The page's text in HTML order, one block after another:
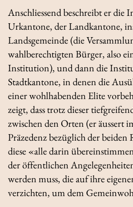
Anschliessend beschreibt er die
Urkantone, der Landkantone,
Landsgemeinde (die
wahlberechtigten Bürger, also
Institution), und dann die
Stadtkantone, in denen die
einer wohlhabenden Elite
zeigt, dass trotz dieser
zwischen den Orten (er äussert
Präzedenz bezüglich der
diese «alle darin
der öffentlichen
werden muss, die auf ihre
verzichten, um dem